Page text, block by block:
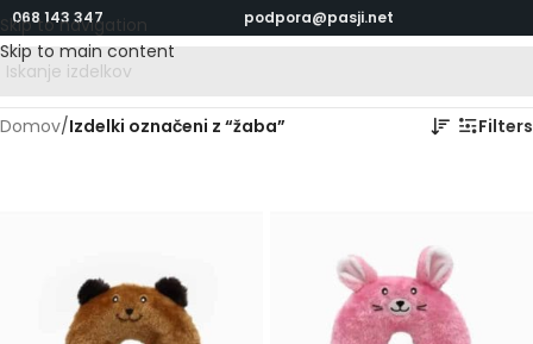
Skip to navigation
Skip to main content
068 143 347 podpora@pasji.net
Domov/Izdelki označeni z “žaba” Filters